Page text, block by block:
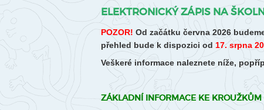
ELEKTRONICKÝ ZÁPIS NA
POZOR! Od začátku června 2026
přehled bude k dispozici od 17. srpna
Veškeré informace naleznete níže,
ZÁKLADNÍ INFORMACE KE